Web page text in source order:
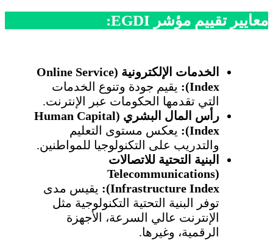
معايير تقييم مؤشر EGDI:
الخدمات الإلكترونية (Online Service
Index
): يقيم جودة وتنوع الخدمات
التي تقدمها الحكومات عبر الإنترنت.
رأس المال البشري (Human Capital
Index):
يعكس مستوى التعليم
والتدريب على التكنولوجيا للمواطنين.
البنية التحتية للاتصالات
(Telecommunications
Infrastructure Index):
يقيس مدى
توفر البنية التحتية التكنولوجية مثل
الإنترنت عالي السرعة، الأجهزة
الرقمية، وغيرها.